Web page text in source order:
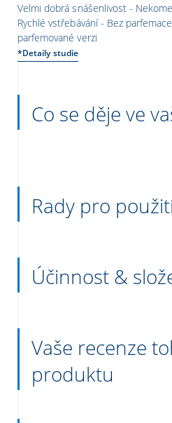
Velmi dobrá snášenlivost -
Rychlé vstřebávání - Bez
parfemované verzi
*Detaily studie
Co se děje ve
Rady pro
Účinnost &
Vaše recenze
produktu